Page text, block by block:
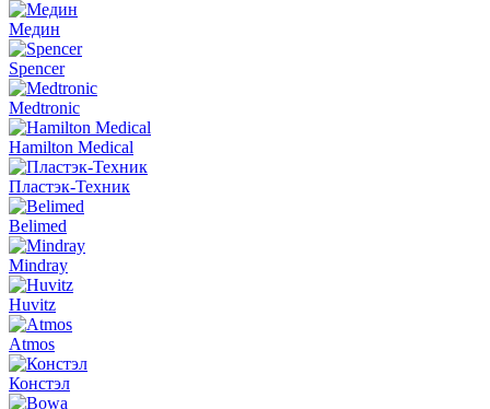
Медин
Spencer
Medtronic
Hamilton Medical
Пластэк-Техник
Belimed
Mindray
Huvitz
Atmos
Констэл